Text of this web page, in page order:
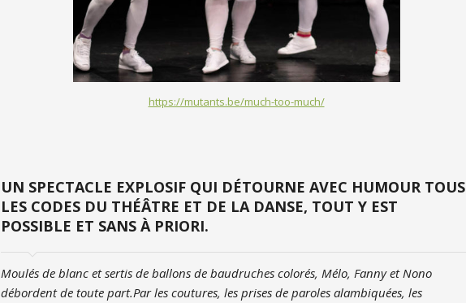
https://mutants.be/much-too-much/
UN SPECTACLE EXPLOSIF QUI DÉTOURNE AVEC HUMOUR TOUS
LES CODES DU THÉÂTRE ET DE LA DANSE, TOUT Y EST
POSSIBLE ET SANS À PRIORI.
Moulés de blanc et sertis de ballons de baudruches colorés, Mélo, Fanny et Nono
débordent de toute part.Par les coutures, les prises de paroles alambiquées, les